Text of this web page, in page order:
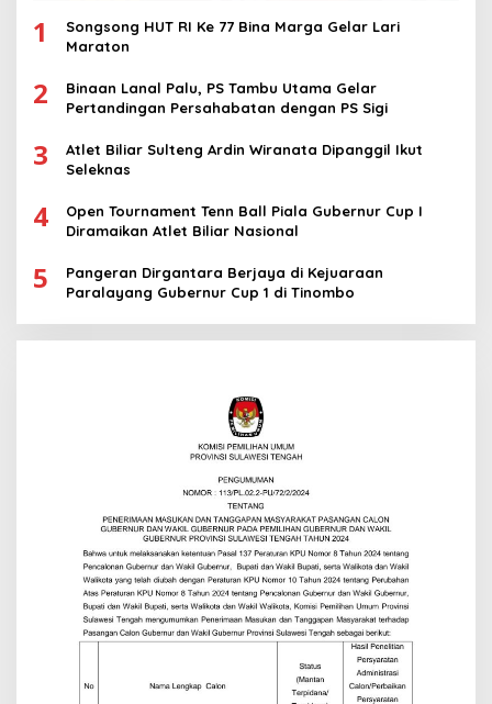
1
Songsong HUT RI Ke 77 Bina Marga Gelar Lari
Maraton
2
Binaan Lanal Palu, PS Tambu Utama Gelar
Pertandingan Persahabatan dengan PS Sigi
3
Atlet Biliar Sulteng Ardin Wiranata Dipanggil Ikut
Seleknas
4
Open Tournament Tenn Ball Piala Gubernur Cup I
Diramaikan Atlet Biliar Nasional
5
Pangeran Dirgantara Berjaya di Kejuaraan
Paralayang Gubernur Cup 1 di Tinombo